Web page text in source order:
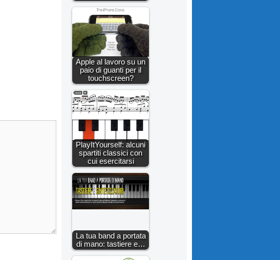
Apple al lavoro su un
paio di guanti per il
touchscreen?
PlayItYourself: alcuni
spartiti classici con
cui esercitarsi
La tua band a portata
di mano: tastiere e…